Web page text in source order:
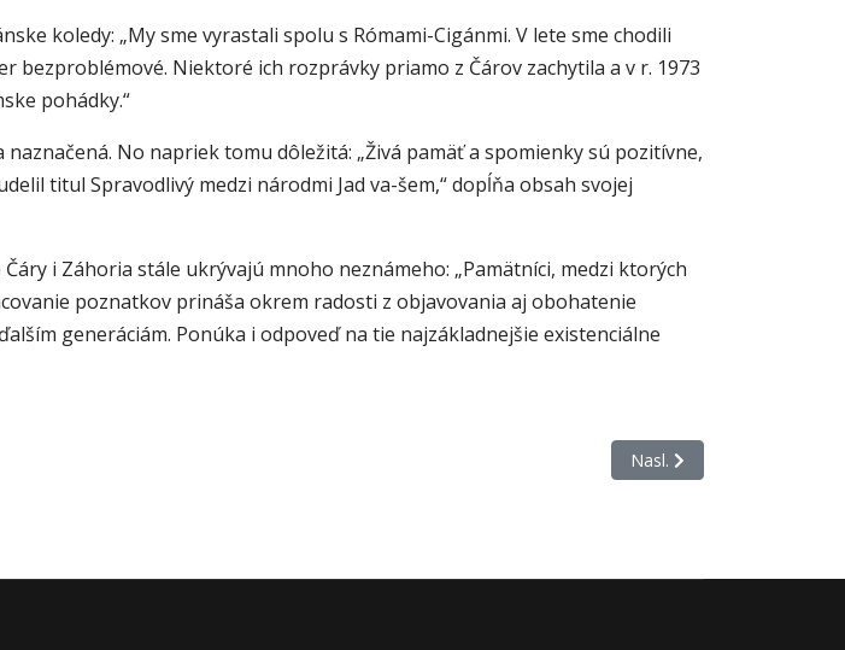
koledy: „My sme vyrastali spolu s Rómami-Cigánmi. V lete sme chodili
Niektoré ich rozprávky priamo z Čárov zachytila a v r. 1973
pohádky.“
No napriek tomu dôležitá: „Živá pamäť a spomienky sú pozitívne,
titul Spravodlivý medzi národmi Jad va-šem,“ dopĺňa obsah svojej
i Záhoria stále ukrývajú mnoho neznámeho: „Pamätníci, medzi ktorých
poznatkov prináša okrem radosti z objavovania aj obohatenie
generáciám. Ponúka i odpoveď na tie najzákladnejšie existenciálne
Nasledujúci článok:
Nasl.